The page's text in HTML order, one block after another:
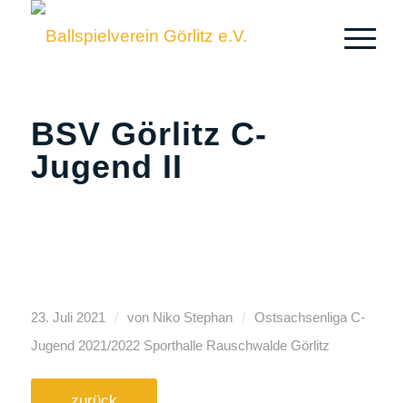
BSV Görlitz C-
Jugend II
23. Juli 2021 / von Niko Stephan /
Ostsachsenliga C-
Jugend 2021/2022 Sporthalle Rauschwalde Görlitz